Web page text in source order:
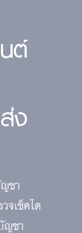
ต์
ง
ชา
จเช็คได
ญชา